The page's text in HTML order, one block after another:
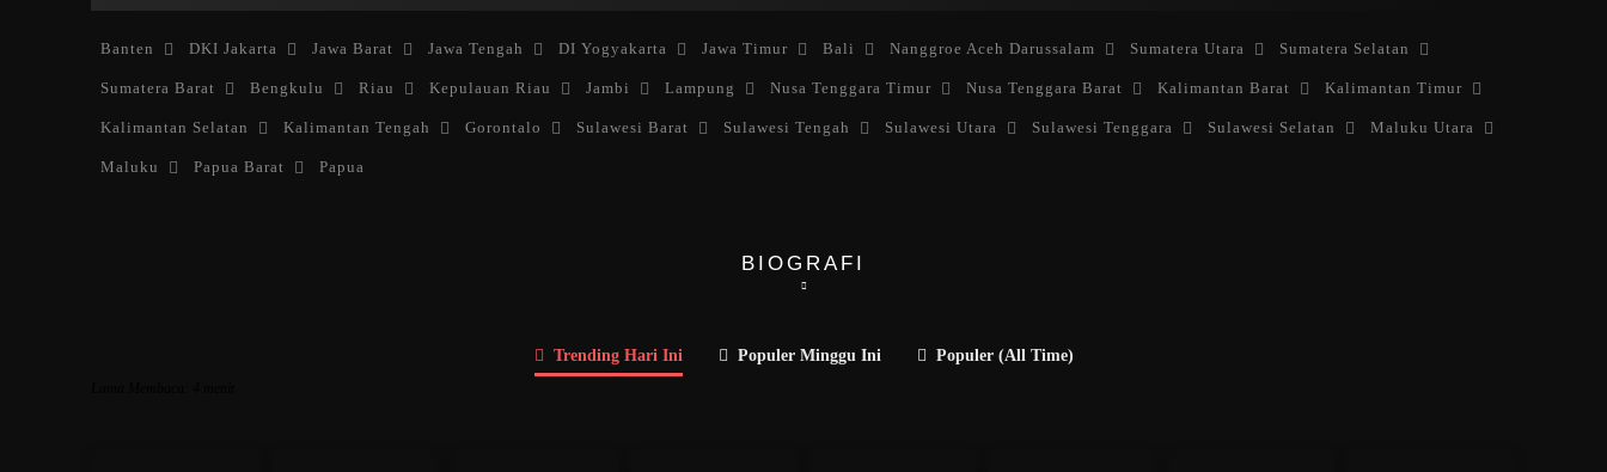
Banten DKI Jakarta Jawa Barat Jawa Tengah DI Yogyakarta Jawa Timur Bali Nanggroe Aceh Darussalam Sumatera Utara Sumatera Selatan
Sumatera Barat Bengkulu Riau Kepulauan Riau Jambi Lampung Nusa Tenggara Timur Nusa Tenggara Barat Kalimantan Barat Kalimantan Timur
Kalimantan Selatan Kalimantan Tengah Gorontalo Sulawesi Barat Sulawesi Tengah Sulawesi Utara Sulawesi Tenggara Sulawesi Selatan Maluku Utara
Maluku Papua Barat Papua
BIOGRAFI
Trending Hari Ini Populer Minggu Ini Populer (All Time)